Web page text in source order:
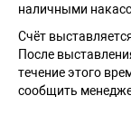
наличными
Cчёт
После
течение этого
сообщить